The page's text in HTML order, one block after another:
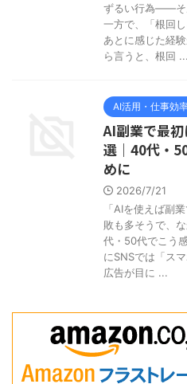
ずるい行為——そ
一方で、「根回
あとに感じた経
ら言うと、根回 ...
AI活用・仕事効
AI副業で最
選｜40代・
めに
2026/7/21
「AIを使えば副
敗も多そうで、
代・50代でこう
にSNSでは「ス
広告が目に ...